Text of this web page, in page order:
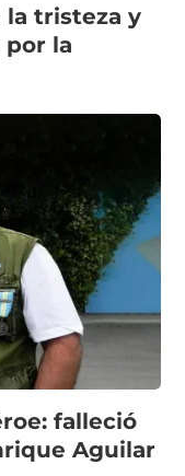
la tristeza y
por la
falleció
Aguilar